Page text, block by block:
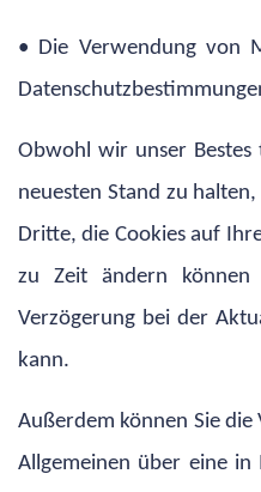
• Die Verwendung von
Obwohl wir unser Bestes
neuesten Stand zu
Dritte, die Cookies auf
zu Zeit ändern
Verzögerung bei der
kann.
Außerdem können Sie
Allgemeinen über eine